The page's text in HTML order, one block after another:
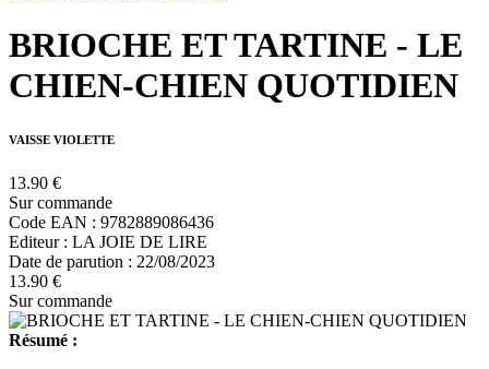
BRIOCHE ET TARTINE - LE
CHIEN-CHIEN QUOTIDIEN
VAISSE VIOLETTE
13.90 €
Sur commande
Code EAN : 9782889086436
Editeur : LA JOIE DE LIRE
Date de parution : 22/08/2023
13.90 €
Sur commande
Résumé :